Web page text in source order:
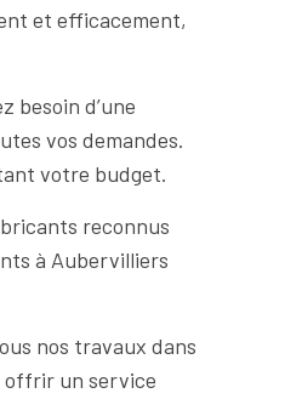
et efficacement,
besoin d’une
vos demandes.
votre budget.
reconnus
à Aubervilliers
nos travaux dans
offrir un service